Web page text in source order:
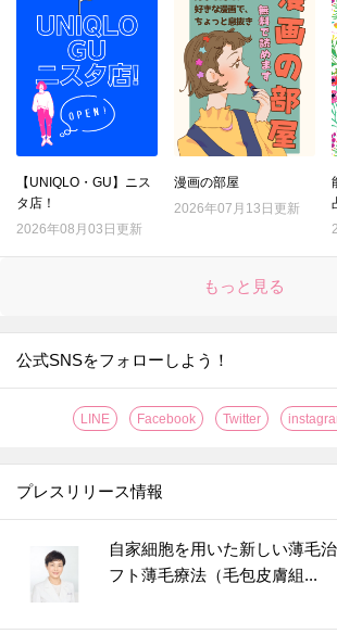
【UNIQLO・GU】ニス
タ店！
2026年08月03日更新
漫画の部屋
2026年07月13日更新
もっと見る
公式SNSをフォローしよう！
LINE Facebook Twitter
プレスリリース情報
自家細胞を用いた新しい薄毛
フト薄毛療法（毛包皮膚組...